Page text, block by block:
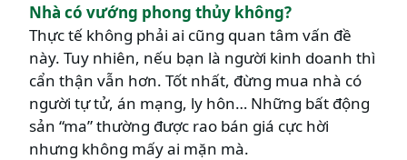
Nhà có vướng phong thủy không?
Thực tế không phải ai cũng quan tâm vấn đề
này. Tuy nhiên, nếu bạn là người kinh doanh thì
cẩn thận vẫn hơn. Tốt nhất, đừng mua nhà có
người tự tử, án mạng, ly hôn… Những bất động
sản “ma” thường được rao bán giá cực hời
nhưng không mấy ai mặn mà.